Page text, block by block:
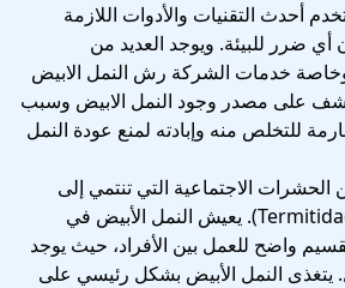
أحدث التقنيات والأدوات اللازمة
أي ضرر للبيئة. ويوجد العديد من
خدمات الشركة رش النمل الابيض
على مصدر وجود النمل الابيض وسبب
للتخلص منه وإبادته لمنع عودة النمل
الحشرات الاجتماعية التي تنتمي إلى
فصيلة “التيوديكتيك” (Termitidae). يعيش النمل الأبيض في
واضح للعمل بين الأفراد، حيث يوجد
يتغذى النمل الأبيض بشكل رئيسي على